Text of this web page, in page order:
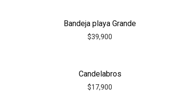
Bandeja playa Grande
$39,900
Candelabros
$17,900